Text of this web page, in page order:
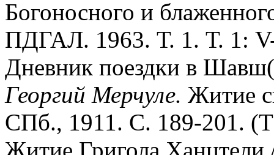
Богоносного и
ПДГАЛ. 1963. Т. 1. Т. 1:
Дневник поездки в
Георгий Мерчуле. Житие
СПб., 1911. С. 189-201.
Житие Григола Ханцтели